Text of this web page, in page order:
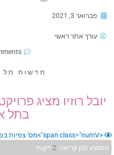
פברואר 3, 2021
עורך אתר ראשי
חדשות תל
יובל רוזיו מציג
בתל
<span class="numV">מס' צפיות בפוסט:</span>
ממוצע זמן קריאה: 2 דקות